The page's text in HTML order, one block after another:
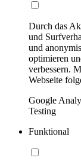
Durch das
und
und
optimieren
verbessern.
Webseite
Google
Testing
Funktional